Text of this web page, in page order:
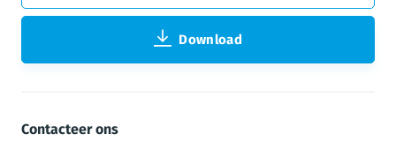
Download
Contacteer ons